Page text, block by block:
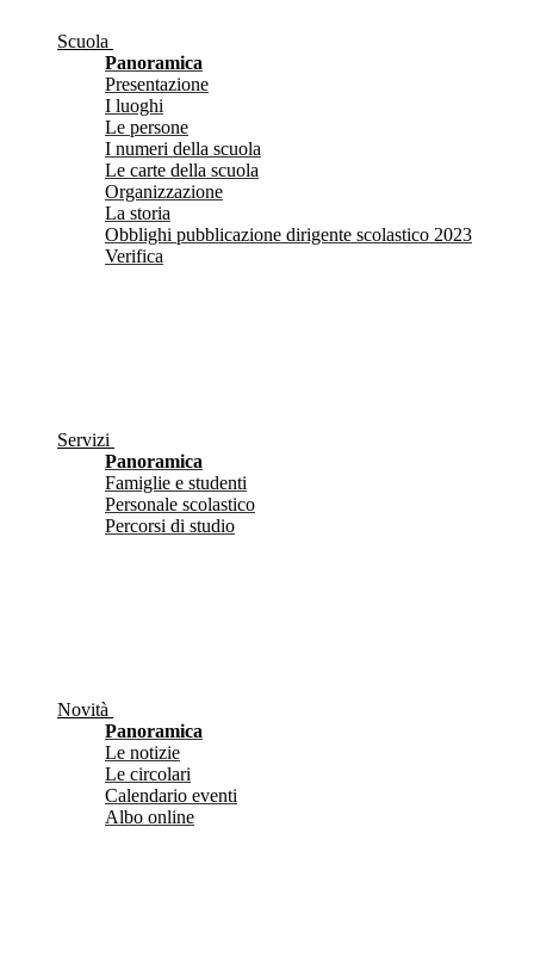
Scuola
Panoramica
Presentazione
I luoghi
Le persone
I numeri della scuola
Le carte della scuola
Organizzazione
La storia
Obblighi pubblicazione dirigente scolastico 2023
Verifica
Servizi
Panoramica
Famiglie e studenti
Personale scolastico
Percorsi di studio
Novità
Panoramica
Le notizie
Le circolari
Calendario eventi
Albo online